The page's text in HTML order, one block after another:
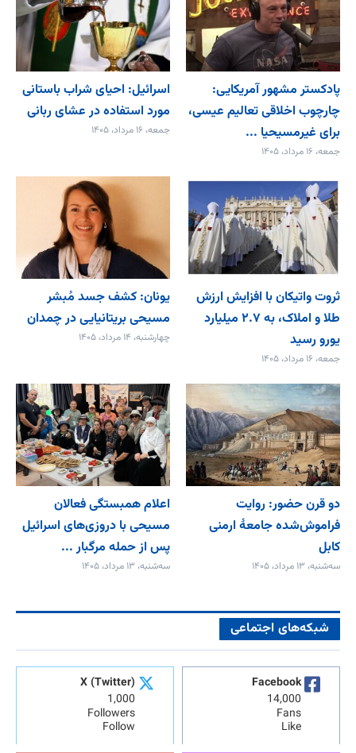
پادکستر مشهور آمریکایی:
چارچوب اخلاقی تعالیم عیسی،
برای غیرمسیحیا ...
جمعه، ۱۶ مرداد، ۱۴۰۵
اسرائیل: احیای شراب باستانی
مورد استفاده در عشای ربانی
جمعه، ۱۶ مرداد، ۱۴۰۵
ثروت واتیکان با افزایش ارزش
طلا و املاک، به ۲.۷ میلیارد
یورو رسید
جمعه، ۱۶ مرداد، ۱۴۰۵
یونان: کشف جسد مُبشر
مسیحی بریتانیایی در چمدان
چهارشنبه، ۱۴ مرداد، ۱۴۰۵
دو قرن حضور: روایت
فراموش‌شده جامعۀ ارمنی
کابل
سه‌شنبه، ۱۳ مرداد، ۱۴۰۵
اعلام همبستگی فعالان
مسیحی با دروزی‌های اسرائیل
پس از حمله مرگبار ...
سه‌شنبه، ۱۳ مرداد، ۱۴۰۵
شبکه‌های اجتماعی
Facebook
14,000
Fans
Like
X (Twitter)
1,000
Followers
Follow